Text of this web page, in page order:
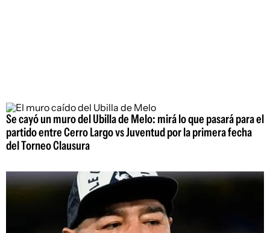
Se cayó un muro del Ubilla de Melo: mirá lo que pasará para el
partido entre Cerro Largo vs Juventud por la primera fecha
del Torneo Clausura